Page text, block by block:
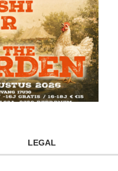
LEGAL